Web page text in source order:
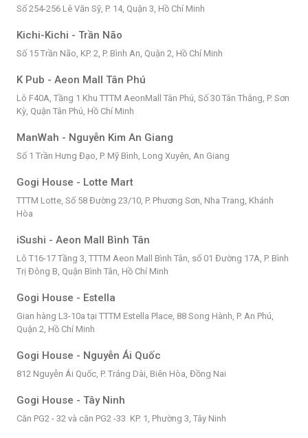
Số 254-256 Lê Văn Sỹ, P. 14, Quận 3, Hồ Chí Minh
Kichi-Kichi - Trần Não
Số 15 Trần Não, KP. 2, P. Bình An, Quận 2, Hồ Chí Minh
K Pub - Aeon Mall Tân Phú
Lô F40A, Tầng 1 Khu TTTM AeonMall Tân Phú, Số 30 Tân Thắng, P. Sơn
Kỳ, Quận Tân Phú, Hồ Chí Minh
ManWah - Nguyễn Kim An Giang
Số 1 Trần Hưng Đạo, P. Mỹ Bình, Long Xuyên, An Giang
Gogi House - Lotte Mart
TTTM Lotte, Số 58 Đường 23/10, P. Phương Sơn, Nha Trang, Khánh
Hòa
iSushi - Aeon Mall Bình Tân
Lô T16-17 Tầng 3, TTTM Aeon Mall Bình Tân, số 01 Đường 17A, P. Bình
Trị Đông B, Quận Bình Tân, Hồ Chí Minh
Gogi House - Estella
Gian hàng L3-10a tại TTTM Estella Place, 88 Song Hành, P. An Phú,
Quận 2, Hồ Chí Minh
Gogi House - Nguyễn Ái Quốc
812 Nguyễn Ái Quốc, P. Trảng Dài, Biên Hòa, Đồng Nai
Gogi House - Tây Ninh
Căn PG2 - 32 và căn PG2 -33 KP. 1, Phường 3, Tây Ninh